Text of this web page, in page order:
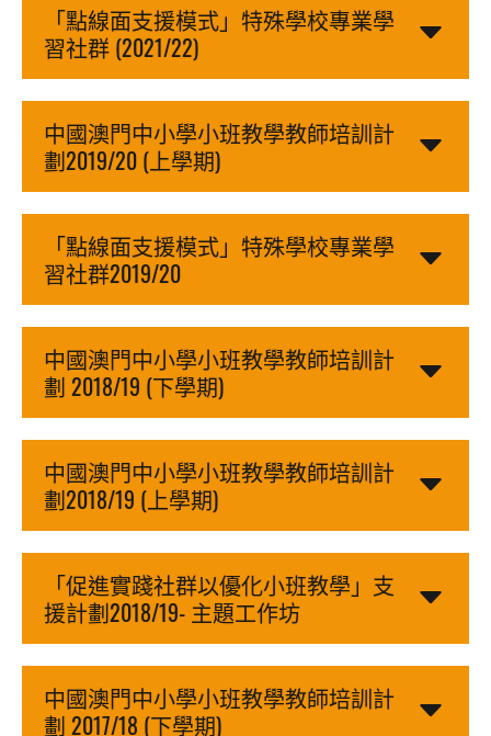
「點線面支援模式」特殊學校專業學
習社群 (2021/22)
中國澳門中小學小班教學教師培訓計
劃2019/20 (上學期)
「點線面支援模式」特殊學校專業學
習社群2019/20
中國澳門中小學小班教學教師培訓計
劃 2018/19 (下學期)
中國澳門中小學小班教學教師培訓計
劃2018/19 (上學期)
「促進實踐社群以優化小班教學」支
援計劃2018/19- 主題工作坊
中國澳門中小學小班教學教師培訓計
劃 2017/18 (下學期)